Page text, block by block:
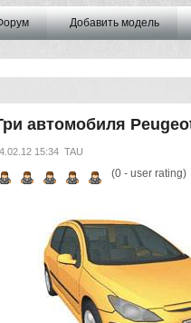
Добавить модель
автомобиля
15:34 TAU
(0- user rating)